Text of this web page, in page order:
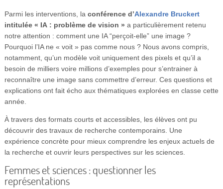
Parmi les interventions, la conférence d’Alexandre Bruckert
intitulée « IA : problème de vision » a particulièrement retenu
notre attention : comment une IA “perçoit-elle” une image ?
Pourquoi l’IA ne « voit » pas comme nous ? Nous avons compris,
notamment, qu’un modèle voit uniquement des pixels et qu’il a
besoin de milliers voire millions d’exemples pour s’entrainer à
reconnaître une image sans commettre d’erreur. Ces questions et
explications ont fait écho aux thématiques explorées en classe cette
année.
À travers des formats courts et accessibles, les élèves ont pu
découvrir des travaux de recherche contemporains. Une
expérience concrète pour mieux comprendre les enjeux actuels de
la recherche et ouvrir leurs perspectives sur les sciences.
Femmes et sciences : questionner les
représentations